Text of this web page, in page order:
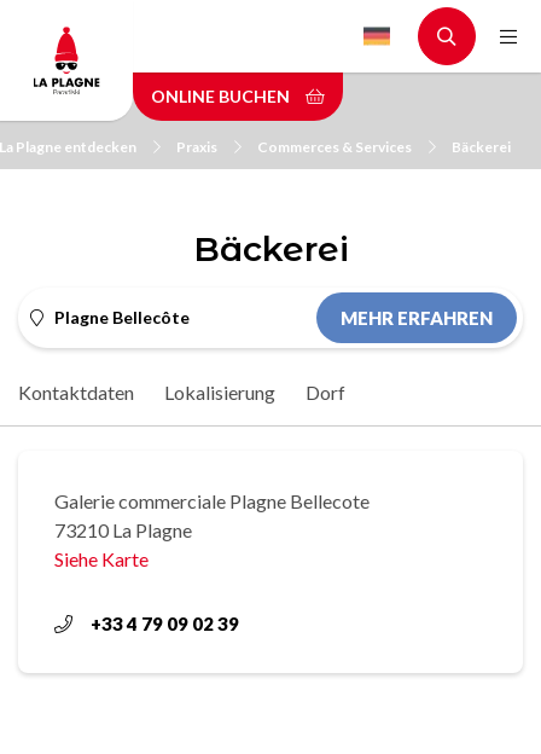
main
content
ONLINE BUCHEN
La Plagne entdecken Praxis Commerces & Services Bäckerei
Bäckerei
Plagne Bellecôte MEHR ERFAHREN
Kontaktdaten Lokalisierung Dorf
Galerie commerciale Plagne Bellecote
73210 La Plagne
Siehe Karte
+33 4 79 09 02 39